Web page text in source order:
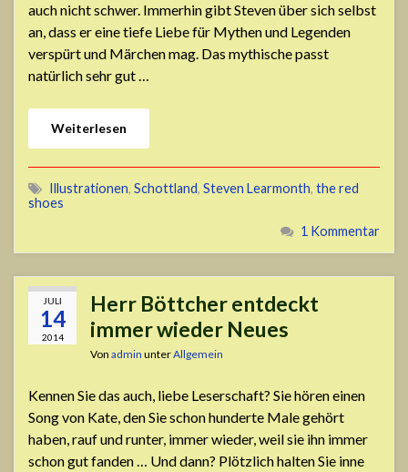
auch nicht schwer. Immerhin gibt Steven über sich selbst
an, dass er eine tiefe Liebe für Mythen und Legenden
verspürt und Märchen mag. Das mythische passt
natürlich sehr gut …
Weiterlesen
Illustrationen, Schottland, Steven Learmonth, the red
shoes
1 Kommentar
JULI
14
2014
Herr Böttcher entdeckt
immer wieder Neues
Von admin unterAllgemein
Kennen Sie das auch, liebe Leserschaft? Sie hören einen
Song von Kate, den Sie schon hunderte Male gehört
haben, rauf und runter, immer wieder, weil sie ihn immer
schon gut fanden … Und dann? Plötzlich halten Sie inne